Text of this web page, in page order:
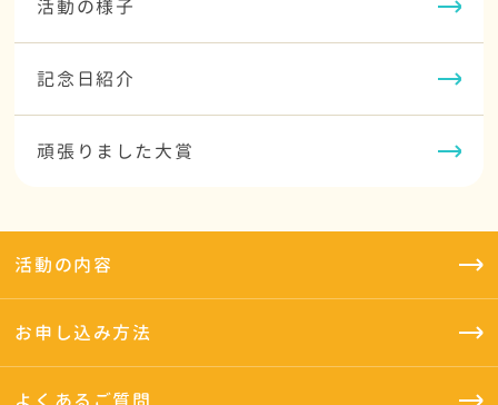
活動の様子
記念日紹介
頑張りました大賞
活動の内容
お申し込み方法